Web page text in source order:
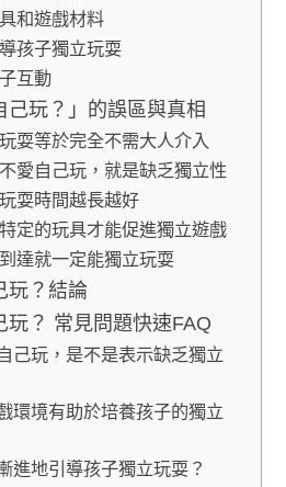
和遊戲材料
孩子獨立玩耍
互動
己玩？」的誤區與真相
耍等於完全不需大人介入
愛自己玩，就是缺乏獨立性
耍時間越長越好
定的玩具才能促進獨立遊戲
達就一定能獨立玩耍
玩？結論
玩？ 常見問題快速FAQ
己玩，是不是表示缺乏獨立
環境有助於培養孩子的獨立
進地引導孩子獨立玩耍？